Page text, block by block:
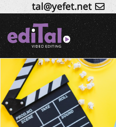
tal@yefet.net
לעריכת וידאו מקצועית:
המלא
סרטונים לעסק